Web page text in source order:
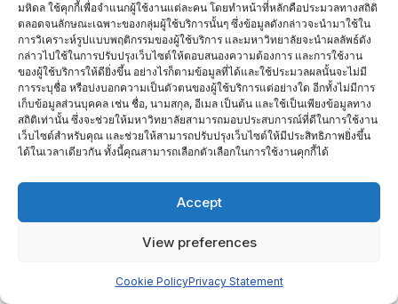
มหิดล ใช้คุกกี้เพื่อจำแนกผู้ใช้งานแต่ละคน โดยทำหน้าที่หลักคือประมวลทางสถิติ
ตลอดจนลักษณะเฉพาะของกลุ่มผู้ใช้บริการนั้นๆ ซึ่งข้อมูลดังกล่าวจะนำมาใช้ใน
การวิเคราะห์รูปแบบพฤติกรรมของผู้ใช้บริการ และมหาวิทยาลัยจะนำผลลัพธ์ดัง
กล่าวไปใช้ในการปรับปรุงเว็บไซต์ให้ตอบสนองความต้องการ และการใช้งาน
ของผู้ใช้บริการให้ดียิ่งขึ้น อย่างไรก็ตามข้อมูลที่ได้และใช้ประมวลผลนั้นจะไม่มี
การระบุชื่อ หรือบ่งบอกความเป็นตัวตนของผู้ใช้บริการแต่อย่างใด อีกทั้งไม่มีการ
เก็บข้อมูลส่วนบุคคล เช่น ชื่อ, นามสกุล, อีเมล เป็นต้น และใช้เป็นเพียงข้อมูลทาง
สถิติเท่านั้น ซึ่งจะช่วยให้มหาวิทยาลัยสามารถมอบประสบการณ์ที่ดีในการใช้งาน
เว็บไซต์สำหรับคุณ และช่วยให้สามารถปรับปรุงเว็บไซต์ให้มีประสิทธิภาพยิ่งขึ้น
ได้ในเวลาเดียวกัน ทั้งนี้คุณสามารถเลือกตัวเลือกในการใช้งานคุกกี้ได้
Accept
View preferences
Cookie PolicyPrivacy Statement
คณะกรรมการรับเรื่องร้องเรียน
คณะผู้บริหารคณะวิทยาศาสตร์ ที่ผ่านการอบรมด้านพัฒนา
คุณภาพ
คณะผู้บริหารคณะวิทยาศาสตร์ ปี 2558- 2562
ผู้ตรวจประเมิน MUQD
ผู้บริหาร